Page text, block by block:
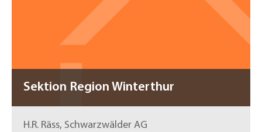
Sektion Region Winterthur
H.R. Räss, Schwarzwälder AG